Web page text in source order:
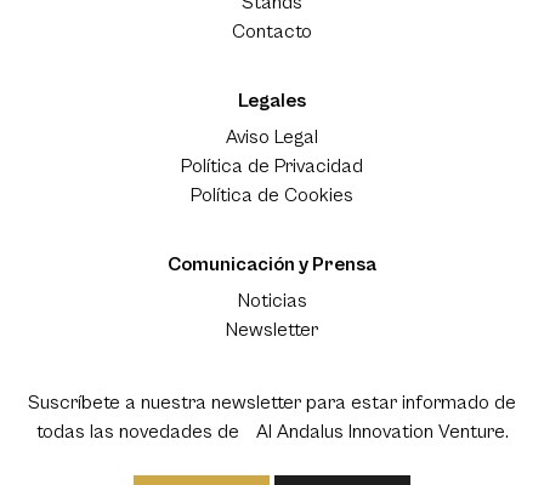
Contacto
Legales
Aviso Legal
Política de Privacidad
Política de Cookies
Comunicación y Prensa
Noticias
Newsletter
Suscríbete a nuestra newsletter para estar informado de
todas las novedades de Al Andalus Innovation Venture.